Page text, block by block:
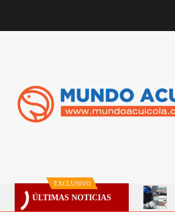
EXCLUSIVO
ÚLTIMAS NOTICIAS